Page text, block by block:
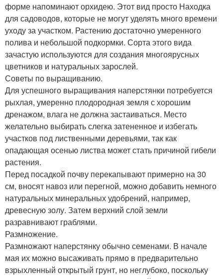
форме напоминают орхидею. Этот вид просто Находка
для садоводов, которые не могут уделять много времени
уходу за участком. Растению достаточно умеренного
полива и небольшой подкормки. Сорта этого вида
зачастую используются для создания многоярусных
цветников и натуральных зарослей.
Советы по выращиванию.
Для успешного выращивания наперстянки потребуется
рыхлая, умеренно плодородная земля с хорошим
дренажом, влага не должна застаиваться. Место
желательно выбирать слегка затененное и избегать
участков под лиственными деревьями, так как
опадающая осенью листва может стать причиной гибели
растения.
Перед посадкой почву перекапывают примерно на 30
см, вносят навоз или перегной, можно добавить немного
натуральных минеральных удобрений, например,
древесную золу. Затем верхний слой земли
разравнивают граблями.
Размножение.
Размножают наперстянку обычно семенами. В начале
мая их можно высаживать прямо в предварительно
взрыхленный открытый грунт, но неглубоко, поскольку